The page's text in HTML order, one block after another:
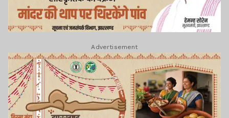
Advertisement